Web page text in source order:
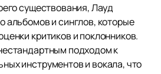
существования, Лауд
альбомов и синглов, которые
критиков и поклонников.
подходом к
инструментов и вокала, что